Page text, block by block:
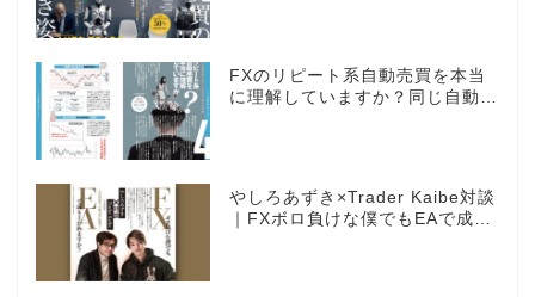
FXのリピート系自動売買を本当
に理解していますか？同じ自動売
やしろあずき×Trader Kaibe対談
｜FXボロ負けな僕でもEAで成り